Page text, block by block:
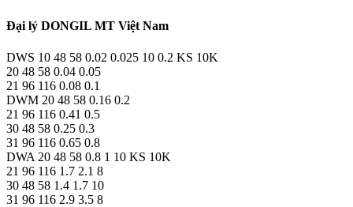
Đại lý DONGIL MT Việt Nam
DWS 10 48 58 0.02 0.025 10 0.2 KS 10K
20 48 58 0.04 0.05
21 96 116 0.08 0.1
DWM 20 48 58 0.16 0.2
21 96 116 0.41 0.5
30 48 58 0.25 0.3
31 96 116 0.65 0.8
DWA 20 48 58 0.8 1 10 KS 10K
21 96 116 1.7 2.1 8
30 48 58 1.4 1.7 10
31 96 116 2.9 3.5 8